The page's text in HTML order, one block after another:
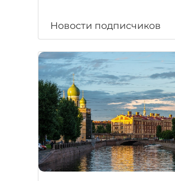
Новости подписчиков